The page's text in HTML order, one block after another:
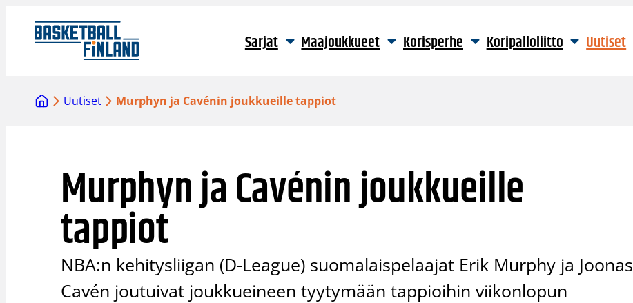
sisältöön
Sarjat Maajoukkueet Korisperhe Koripalloliitto Uutiset
Uutiset Murphyn ja Cavénin joukkueille tappiot
Murphyn ja Cavénin joukkueille
tappiot
NBA:n kehitysliigan (D-League) suomalaispelaajat Erik Murphy ja Joonas
Cavén joutuivat joukkueineen tyytymään tappioihin viikonlopun